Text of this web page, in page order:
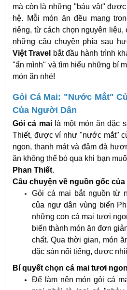
mà còn là những "báu vật"
hệ. Mỗi món ăn đều mang
riêng, từ cách chọn nguyên liệu,
những câu chuyện phía sau
Việt Travel
bắt đầu hành trình
"ẩn mình" và tìm hiểu những bí
món ăn nhé!
Gỏi Cá Mai: "Nước Mắt"
Của Người Dân
Gỏi cá mai là một món ăn đặc
Thiết, được ví như "nước mắt"
ngon, thanh mát và đậm đà
ăn không thể bỏ qua khi bạn
Phan Thiết.
Câu chuyện về nguồn gốc của
Gỏi cá mai bắt nguồn từ
của ngư dân vùng biển
những con cá mai tươi
biến thành món ăn đơn
chất. Qua thời gian, món
đặc sản nổi tiếng, được
Bí quyết chọn cá mai tươi
Để làm nên món gỏi cá